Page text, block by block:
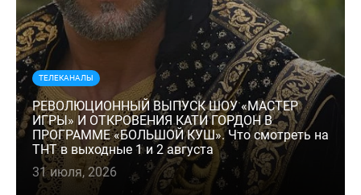
ТЕЛЕКАНАЛЫ
РЕВОЛЮЦИОННЫЙ ВЫПУСК ШОУ «МАСТЕР
ИГРЫ» И ОТКРОВЕНИЯ КАТИ ГОРДОН В
ПРОГРАММЕ «БОЛЬШОЙ КУШ». Что смотреть на
ТНТ в выходные 1 и 2 августа
31 июля, 2026